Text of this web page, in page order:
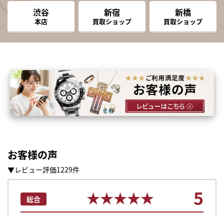
渋谷
本店
新宿
買取ショップ
新橋
買取ショップ
お客様の声
▼レビュー評価1229件
総合 ★★★★★
★★★★★ 5